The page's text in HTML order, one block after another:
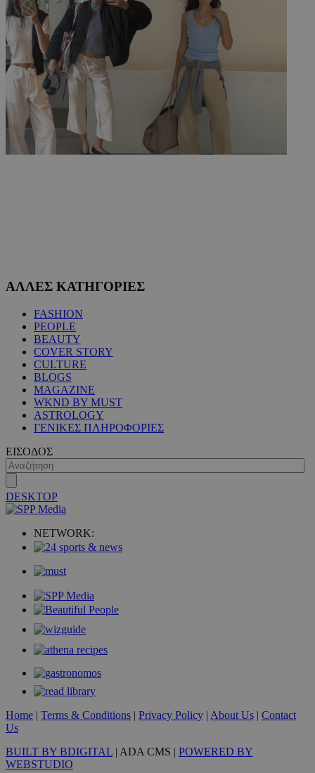
ΑΛΛΕΣ ΚΑΤΗΓΟΡΙΕΣ
FASHION
PEOPLE
BEAUTY
COVER STORY
CULTURE
BLOGS
MAGAZINE
WKND BY MUST
ASTROLOGY
ΓΕΝΙΚΕΣ ΠΛΗΡΟΦΟΡΙΕΣ
ΕΙΣΟΔΟΣ
DESKTOP
NETWORK:
Home | Terms & Conditions | Privacy Policy | About Us | Contact
Us
BUILT BY BDIGITAL | ADA CMS | POWERED BY
WEBSTUDIO
LangCookie www.must.com.cy
CookieScriptConsent
CookieScript
www.must.com.cy
PHPSESSID
PHPSESSID
PHP.net
συνεδρία